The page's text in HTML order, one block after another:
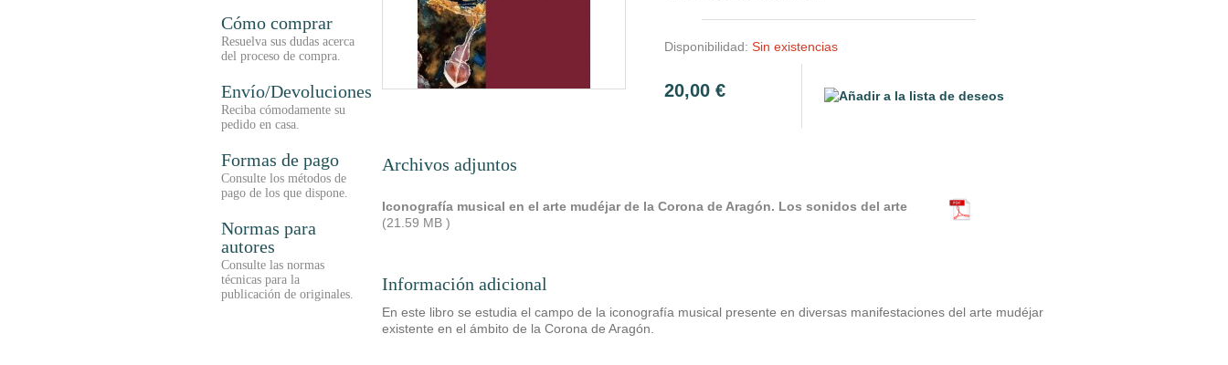
Disponibilidad: Sin existencias
20,00 €
Archivos adjuntos
Iconografía musical en el arte mudéjar de la Corona de Aragón. Los sonidos del arte
(21.59 MB )
Información adicional
En este libro se estudia el campo de la iconografía musical presente en diversas manifestaciones del arte mudéjar
existente en el ámbito de la Corona de Aragón.
Cómo comprar
Resuelva sus dudas acerca
del proceso de compra.
Envío/Devoluciones
Reciba cómodamente su
pedido en casa.
Formas de pago
Consulte los métodos de
pago de los que dispone.
Normas para
autores
Consulte las normas
técnicas para la
publicación de originales.